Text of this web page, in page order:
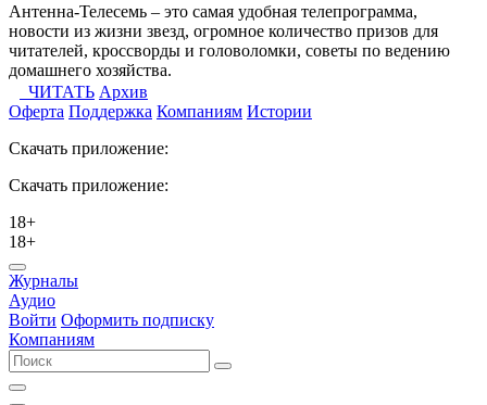
Антенна-Телесемь – это самая удобная телепрограмма,
новости из жизни звезд, огромное количество призов для
читателей, кроссворды и головоломки, советы по ведению
домашнего хозяйства.
ЧИТАТЬ Архив
Оферта Поддержка Компаниям Истории
Скачать приложение:
Скачать приложение:
18+
18+
Журналы
Аудио
Войти Оформить подписку
Компаниям